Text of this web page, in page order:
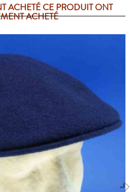
ACHETÉ CE PRODUIT ONT
ACHETÉ